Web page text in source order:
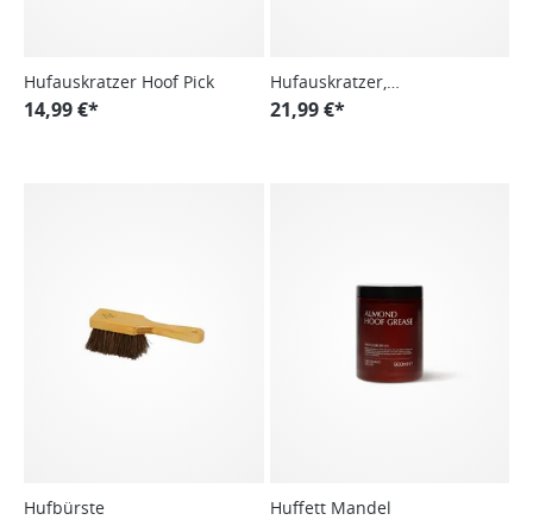
Hufauskratzer Hoof Pick
14,99 €*
Hufauskratzer,
Metallborsten, mit Magnet
21,99 €*
Hufbürste Huffett Mandel